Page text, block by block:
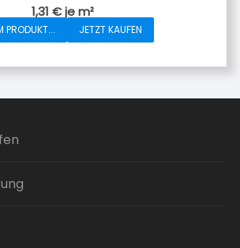
1,31€jem²
PRODUKT... JETZT KAUFEN